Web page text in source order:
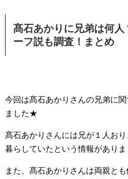
髙石あかりに兄弟は何
ーフ説も調査！まとめ
今回は髙石あかりさんの兄弟に
ました★
髙石あかりさんには兄が１人お
暮らしていたという情報がありま
また、髙石あかりさんは両親と